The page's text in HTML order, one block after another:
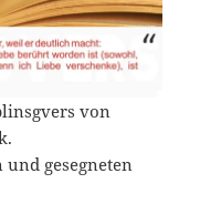
von
gesegneten